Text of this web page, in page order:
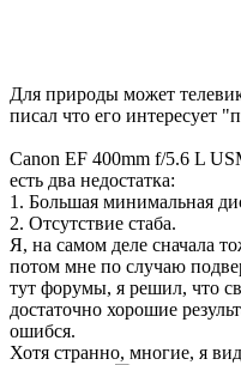
Для природы может
писал что его интересует
Canon EF 400mm f/5.6 L
есть два недостатка:
1. Большая минимальная
2. Отсутствие стаба.
Я, на самом деле сначала
потом мне по случаю
тут форумы, я решил, что
достаточно хорошие
ошибся.
Хотя странно, многие, я